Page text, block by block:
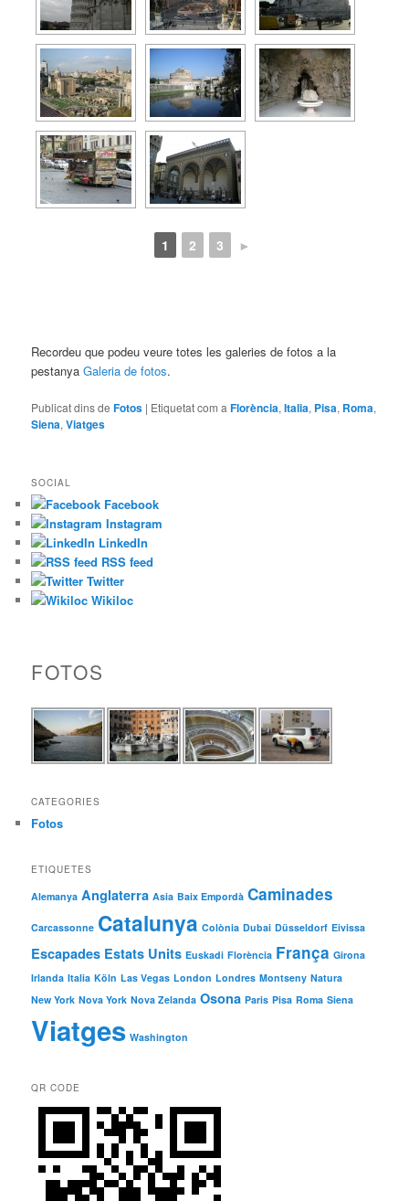
1 2 3 ►
Recordeu que podeu veure totes les galeries de fotos a la
pestanyaGaleria de fotos.
Publicat dins de Fotos | Etiquetat com a Florència,Italia, Pisa, Roma,
Siena,Viatges
SOCIAL
Facebook
Instagram
LinkedIn
RSS feed
Twitter
Wikiloc
FOTOS
CATEGORIES
Fotos
ETIQUETES
Alemanya Anglaterra Asia Baix Empordà Caminades
Carcassonne Catalunya Colònia Dubai Düsseldorf Eivissa
Escapades Estats Units Euskadi Florència França Girona
Irlanda Italia Köln Las Vegas London Londres Montseny Natura
New York Nova York Nova Zelanda Osona Paris Pisa Roma Siena
Viatges Washington
QR CODE